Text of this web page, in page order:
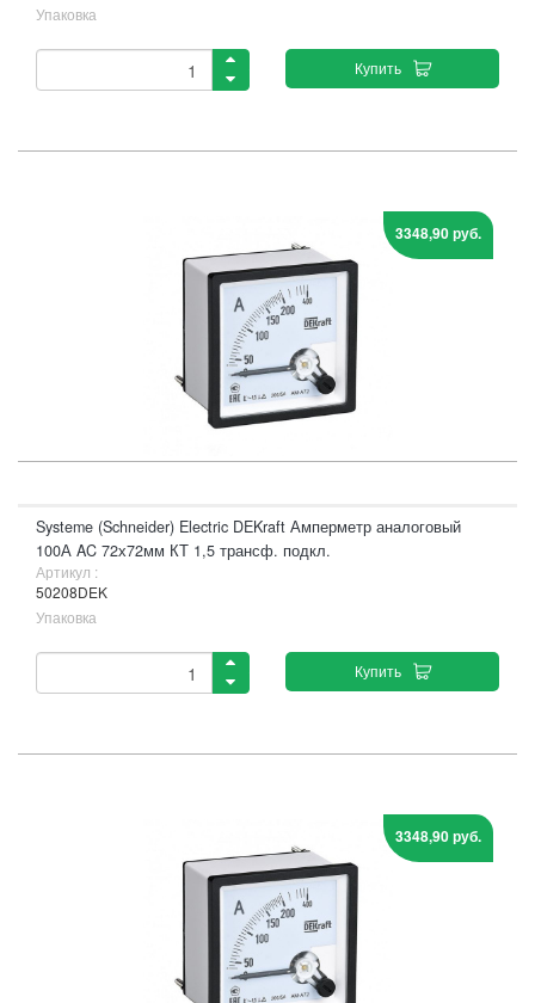
Упаковка
Купить
3348,90 руб.
Systeme (Schneider) Electric DEKraft Амперметр аналоговый
100А AC 72х72мм КТ 1,5 трансф. подкл.
Артикул :
50208DEK
Упаковка
Купить
3348,90 руб.